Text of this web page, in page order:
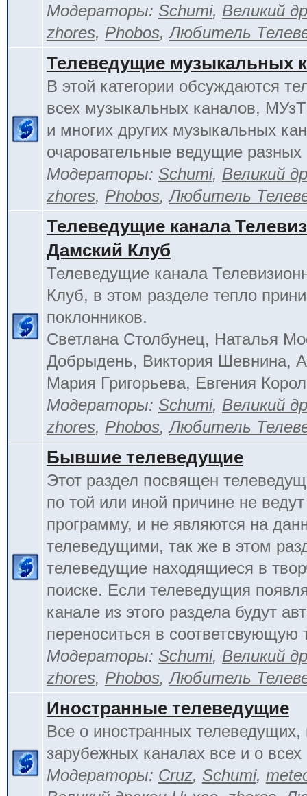
Модераторы: Schumi, Великий
zhores, Phobos,Любитель
Телеведущие музыкальных
В этой категории обсуждаются
всех музыкальных каналов,
и многих других музыкальных
очаровательные ведущие разных
Модераторы: Schumi, Великий
zhores, Phobos,Любитель
Телеведущие канала
Дамский Клуб
Телеведущие канала
Клуб, в этом разделе тепло
поклонников.
Светлана Столбунец, Наталья
Добрыдень, Виктория Шевнина,
Мария Григорьева, Евгения
Модераторы: Schumi, Великий
zhores, Phobos,Любитель
Бывшие телеведущие
Этот раздел посвящен
по той или иной причине не
программу, и не являются на
телеведущими, так же в этом
телеведущие находящиеся в
поиске. Если телеведущия
канале из этого раздела будут
переноситься в соответсвующую
Модераторы: Schumi, Великий
zhores, Phobos,Любитель
Иностранные телеведущие
Все о иностранных телеведущих,
зарубежных каналах все и о всех
Модераторы: Cruz, Schumi,